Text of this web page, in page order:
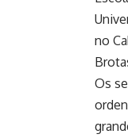
no
Os